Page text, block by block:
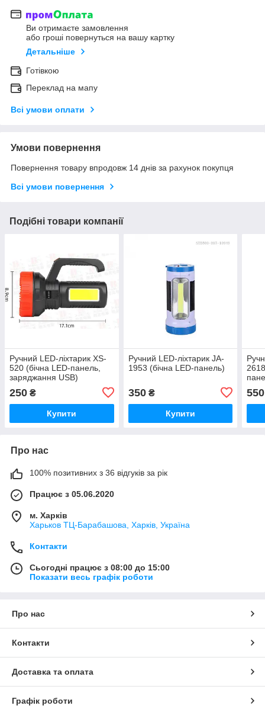
Ви отримаєте замовлення
або гроші повернуться на вашу картку
Детальніше
Готівкою
Переклад на мапу
Всі умови оплати
Умови повернення
Повернення товару впродовж 14 днів за рахунок покупця
Всі умови повернення
Подібні товари компанії
Ручний LED-ліхтарик XS-
520 (бічна LED-панель,
заряджання USB)
250 ₴
Купити
Ручний LED-ліхтарик JA-
1953 (бічна LED-панель)
350₴
Купити
550
Про нас
100% позитивних з 36 відгуків за рік
Працює з 05.06.2020
м. Харків
Харьков ТЦ-Барабашова, Харків, Україна
Контакти
Сьогодні працює з 08:00 до 15:00
Показати весь графік роботи
Про нас
Контакти
Доставка та оплата
Графік роботи